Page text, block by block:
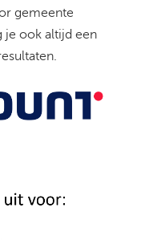
gemeente
je ook altijd een